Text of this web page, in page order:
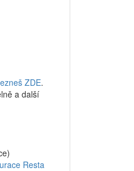
ZDE.
a další
Resta